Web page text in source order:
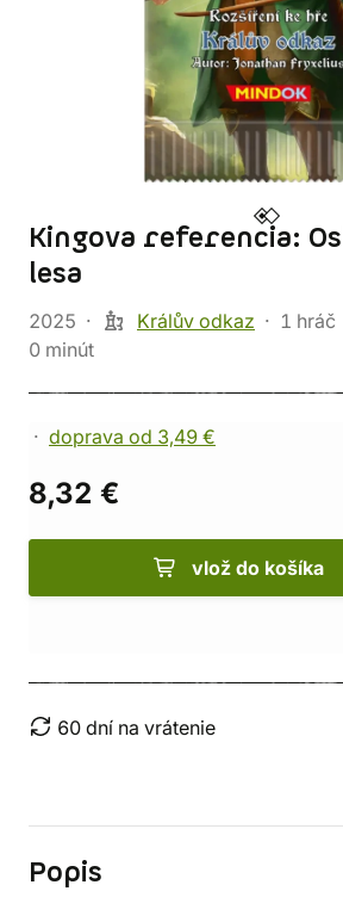
Kingova referencia:
lesa
2025 Králův odkaz 1 hráč
0 minút
doprava od 3,49 €
8,32 €
vlož do košíka
60 dní na vrátenie
Popis